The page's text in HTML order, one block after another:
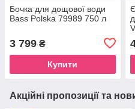
Бочка для дощової води
Bass Polska 79989 750 л
3 799 ₴
Купити
Акційні пропозиції та